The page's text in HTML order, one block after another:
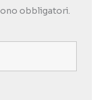
obbligatori.